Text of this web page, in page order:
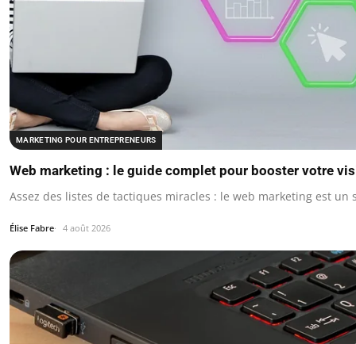
MARKETING POUR ENTREPRENEURS
Web marketing : le guide complet pour booster votre
Assez des listes de tactiques miracles : le web marketing est
Élise Fabre 4 août 2026